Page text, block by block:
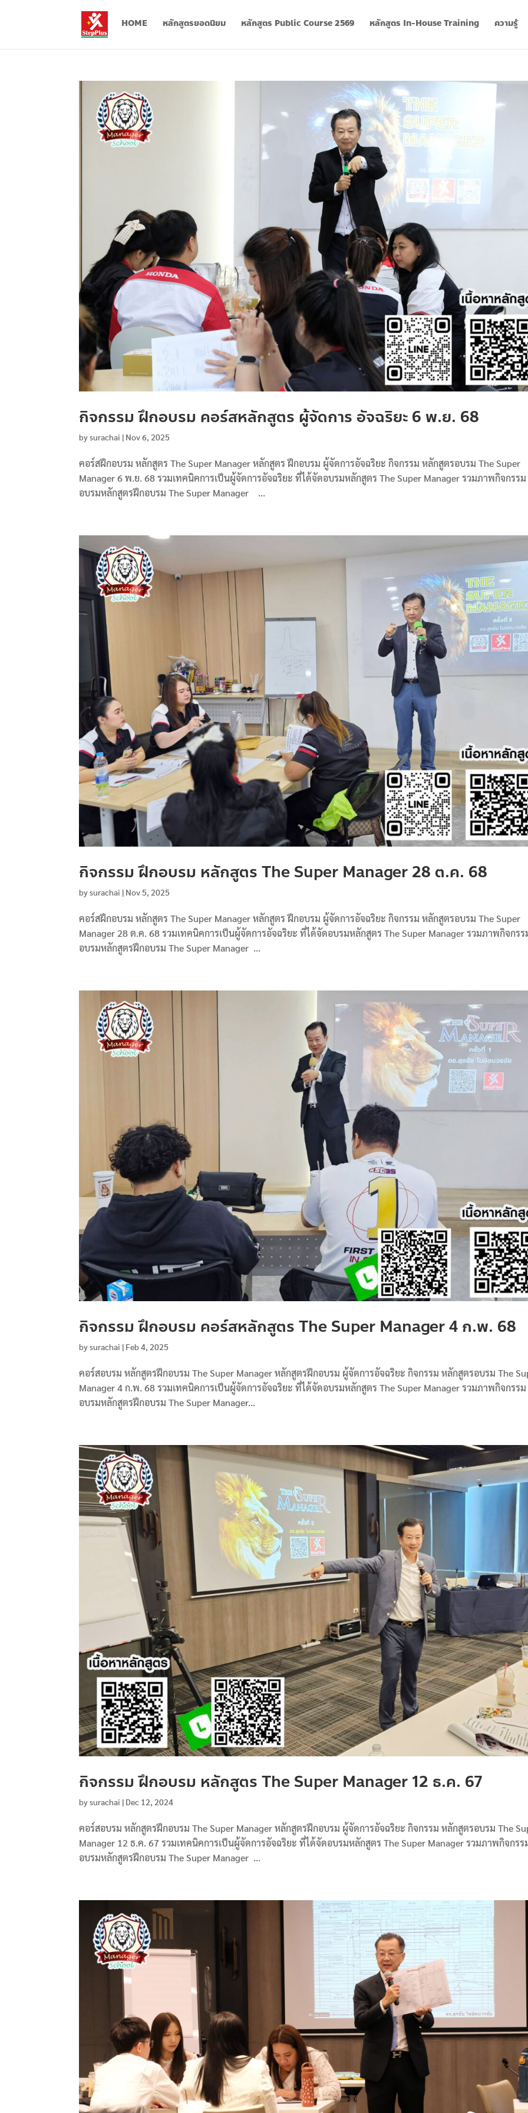
HOME หลักสูตรยอดนิยม หลักสูตร Public Course 2569 หลักสูตร In-House Training ความรู้
กิจกรรม ฝึกอบรม คอร์สหลักสูตร ผู้จัดการ อัจฉริยะ 6 พ.ย. 68
bysurachai | Nov 6, 2025
คอร์สฝึกอบรม หลักสูตร The Super Manager หลักสูตร ฝึกอบรม ผู้จัดการอัจฉริยะ กิจกรรม หลักสูตรอบรม The Super
Manager 6 พ.ย. 68 รวมเทคนิคการเป็นผู้จัดการอัจฉริยะ ที่ได้จัดอบรมหลักสูตร The Super Manager รวมภาพกิจกรรม
อบรมหลักสูตรฝึกอบรม The Super Manager ...
กิจกรรม ฝึกอบรม หลักสูตร The Super Manager 28 ต.ค. 68
bysurachai | Nov 5, 2025
คอร์สฝึกอบรม หลักสูตร The Super Manager หลักสูตร ฝึกอบรม ผู้จัดการอัจฉริยะ กิจกรรม หลักสูตรอบรม The Super
Manager 28 ต.ค. 68 รวมเทคนิคการเป็นผู้จัดการอัจฉริยะ ที่ได้จัดอบรมหลักสูตร The Super Manager รวมภาพกิจกรร
อบรมหลักสูตรฝึกอบรม The Super Manager ...
กิจกรรม ฝึกอบรม คอร์สหลักสูตร The Super Manager 4 ก.พ. 68
bysurachai | Feb 4, 2025
คอร์สอบรม หลักสูตรฝึกอบรม The Super Manager หลักสูตรฝึกอบรม ผู้จัดการอัจฉริยะ กิจกรรม หลักสูตรอบรม The
Manager 4 ก.พ. 68 รวมเทคนิคการเป็นผู้จัดการอัจฉริยะ ที่ได้จัดอบรมหลักสูตร The Super Manager รวมภาพกิจกรรม
อบรมหลักสูตรฝึกอบรม The Super Manager...
กิจกรรม ฝึกอบรม หลักสูตร The Super Manager 12 ธ.ค. 67
bysurachai | Dec 12, 2024
คอร์สอบรม หลักสูตรฝึกอบรม The Super Manager หลักสูตรฝึกอบรม ผู้จัดการอัจฉริยะ กิจกรรม หลักสูตรอบรม The
Manager 12 ธ.ค. 67 รวมเทคนิคการเป็นผู้จัดการอัจฉริยะ ที่ได้จัดอบรมหลักสูตร The Super Manager รวมภาพกิจกรร
อบรมหลักสูตรฝึกอบรม The Super Manager ...